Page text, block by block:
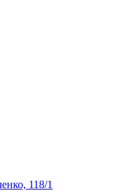
118/1